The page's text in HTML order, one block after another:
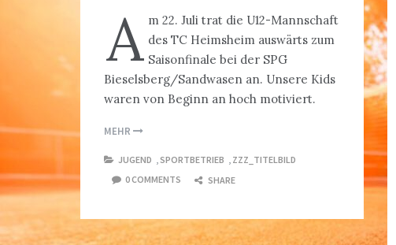
A m 22. Juli trat die U12-Mannschaft
des TC Heimsheim auswärts zum
Saisonfinale bei der SPG
Bieselsberg/Sandwasen an. Unsere Kids
waren von Beginn an hoch motiviert.
MEHR
JUGEND SPORTBETRIEB
ZZZ_TITELBILD
0 COMMENTS
SHARE